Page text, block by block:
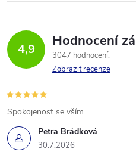
4,9 Hodnocení
3047 hodnocení
Zobrazit recenze
Petra Brádková
30.7.2026
Spokojenost se vším.